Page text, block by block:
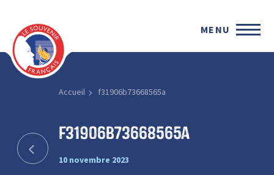
MENU
Accueil f31906b73668565a
f31906b73668565a
10 novembre 2023